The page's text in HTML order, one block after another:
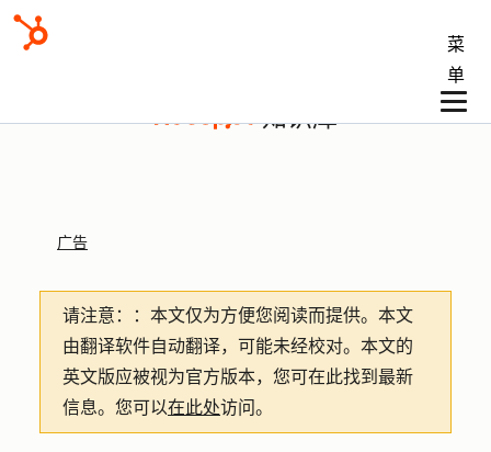
菜
单
知识库
广告
请注意： ：本文仅为方便您阅读而提供。 本文
由翻译软件自动翻译，可能未经校对。本文的
英文版应被视为官方版本，您可在此找到最新
信息。您可以在此处访问。